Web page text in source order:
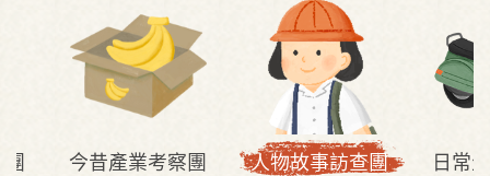
今昔產業考察團 人物故事訪查團 日常